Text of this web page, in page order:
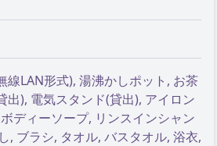
線LAN形式), 湯沸かしポット, お茶
出), 電気スタンド(貸出), アイロン
ディーソープ, リンスインシャン
, ブラシ, タオル, バスタオル, 浴衣,